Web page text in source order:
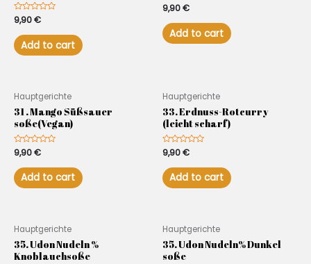
Rated
0
out
of
5
9,90€
Add to cart
Rated
0
out
of
5
9,90€
Add to cart
Hauptgerichte
31 . Mango Süßsauer
soße(Vegan)
Rated
0
out
of
5
9,90€
Add to cart
Hauptgerichte
33. Erdnuss-Rotcurry
(leicht scharf)
Rated
0
out
of
5
9,90€
Add to cart
Hauptgerichte
35. Udon Nudeln %
Knoblauchsoße
Hauptgerichte
35. Udon Nudeln% Dunkel
soße